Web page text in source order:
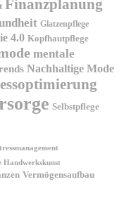
Finanzplanung
Glatzenpflege
4.0 Kopfhautpflege
mentale
Nachhaltige Mode
Selbstpflege
Handwerkskunst
Vermögensaufbau